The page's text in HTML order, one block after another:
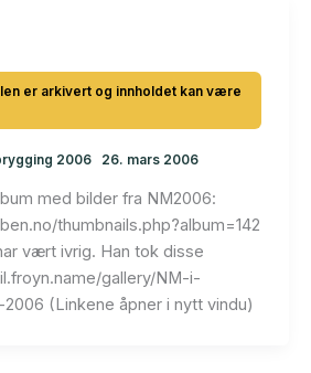
2006 26. mars 2006
med bilder fra NM2006:
thumbnails.php?album=142
vært ivrig. Han tok disse
gallery/NM-i-
(Linkene åpner i nytt vindu)